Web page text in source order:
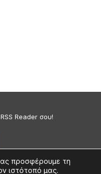
Reader σου!
προσφέρουμε τη
ιστότοπό μας.